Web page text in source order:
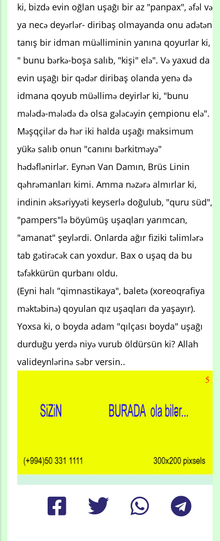
ki, bizdə evin oğlan uşağı bir az "panpax", əfəl və
ya necə deyərlər- diribaş olmayanda onu adətən
tanış bir idman müəlliminin yanına qoyurlar ki,
" bunu bərkə-boşa salıb, "kişi" elə". Və yaxud da
evin uşağı bir qədər diribaş olanda yenə də
idmana qoyub müəllimə deyirlər ki, "bunu
mələdə-mələdə də olsa gələcəyin çempionu elə".
Məşqçilər də hər iki halda uşağı maksimum
yükə salıb onun "canını bərkitməyə"
hədəflənirlər. Eynən Van Damın, Brüs Linin
qəhrəmanları kimi. Amma nəzərə almırlar ki,
indinin əksəriyyəti keyserlə doğulub, "quru süd",
"pampers"lə böyümüş uşaqları yarımcan,
"amanat" şeylərdi. Onlarda ağır fiziki təlimlərə
tab gətirəcək can yoxdur. Bax o uşaq da bu
təfəkkürün qurbanı oldu.
(Eyni halı "qimnastikaya", baletə (xoreoqrafiya
məktəbinə) qoyulan qız uşaqları da yaşayır).
Yoxsa ki, o boyda adam "qılçası boyda" uşağı
durduğu yerdə niyə vurub öldürsün ki? Allah
valideynlərinə səbr versin..